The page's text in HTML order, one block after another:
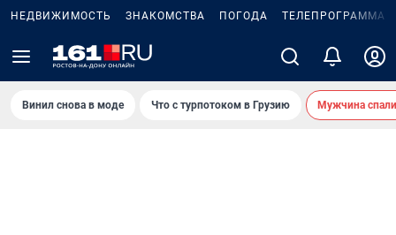
НЕДВИЖИМОСТЬ ЗНАКОМСТВА ПОГОДА ТЕЛЕПРОГРАММА
Винил снова в моде Что с турпотоком в Грузию Мужчина